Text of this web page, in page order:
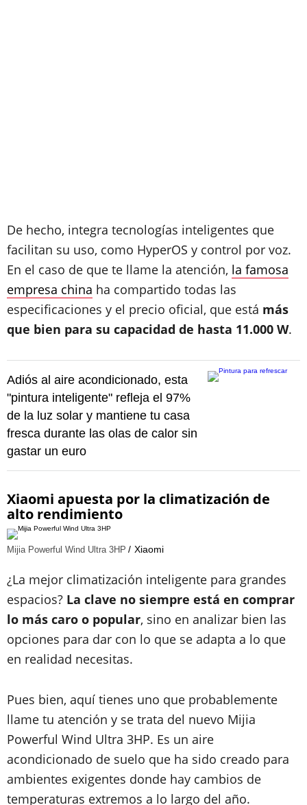
De hecho, integra tecnologías inteligentes que
facilitan su uso, como HyperOS y control por voz.
En el caso de que te llame la atención, la famosa
empresa china ha compartido todas las
especificaciones y el precio oficial, que está más
que bien para su capacidad de hasta 11.000 W.
Adiós al aire acondicionado, esta
"pintura inteligente" refleja el 97%
de la luz solar y mantiene tu casa
fresca durante las olas de calor sin
gastar un euro
Xiaomi apuesta por la climatización de
alto rendimiento
Mijia Powerful Wind Ultra 3HP Xiaomi
¿La mejor climatización inteligente para grandes
espacios? La clave no siempre está en comprar
lo más caro o popular, sino en analizar bien las
opciones para dar con lo que se adapta a lo que
en realidad necesitas.
Pues bien, aquí tienes uno que probablemente
llame tu atención y se trata del nuevo Mijia
Powerful Wind Ultra 3HP. Es un aire
acondicionado de suelo que ha sido creado para
ambientes exigentes donde hay cambios de
temperaturas extremos a lo largo del año.